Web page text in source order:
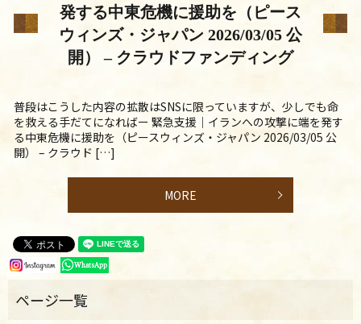
発する中東危機に援助を（ピース
ウィンズ・ジャパン 2026/03/05 公
開） – クラウドファンディング
普段はこうした内容の拡散はSNSに限っていますが、少しでも命
を救える手だてになればー 緊急支援｜イランへの攻撃に端を発す
る中東危機に援助を（ピースウィンズ・ジャパン 2026/03/05 公
開） – クラウド […]
MORE